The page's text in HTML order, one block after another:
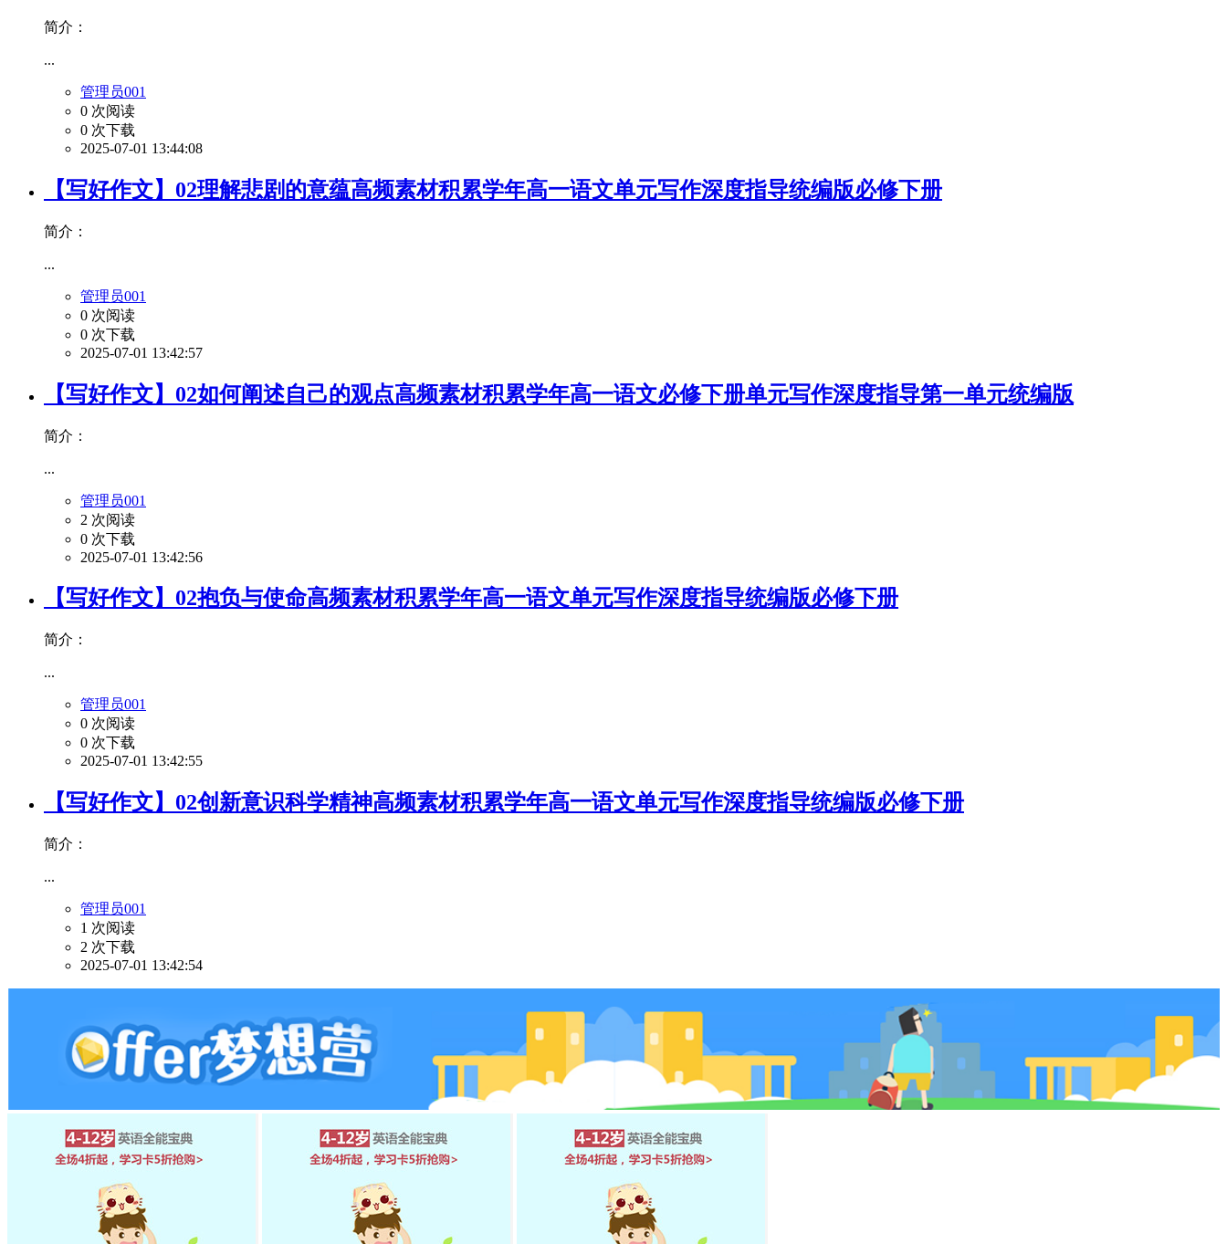
简介：
...
管理员001
0 次阅读
0 次下载
2025-07-01 13:44:08
【写好作文】02理解悲剧的意蕴高频素材积累学年高一语文单元写作深度指导统编版必修下册
简介：
...
管理员001
0 次阅读
0 次下载
2025-07-01 13:42:57
【写好作文】02如何阐述自己的观点高频素材积累学年高一语文必修下册单元写作深度指导第一单元统编版
简介：
...
管理员001
2 次阅读
0 次下载
2025-07-01 13:42:56
【写好作文】02抱负与使命高频素材积累学年高一语文单元写作深度指导统编版必修下册
简介：
...
管理员001
0 次阅读
0 次下载
2025-07-01 13:42:55
【写好作文】02创新意识科学精神高频素材积累学年高一语文单元写作深度指导统编版必修下册
简介：
...
管理员001
1 次阅读
2 次下载
2025-07-01 13:42:54